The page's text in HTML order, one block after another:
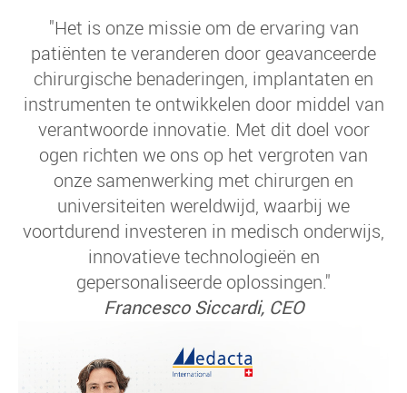
"Het is onze missie om de ervaring van
patiënten te veranderen door geavanceerde
chirurgische benaderingen, implantaten en
instrumenten te ontwikkelen door middel van
verantwoorde innovatie. Met dit doel voor
ogen richten we ons op het vergroten van
onze samenwerking met chirurgen en
universiteiten wereldwijd, waarbij we
voortdurend investeren in medisch onderwijs,
innovatieve technologieën en
gepersonaliseerde oplossingen."
Francesco Siccardi, CEO